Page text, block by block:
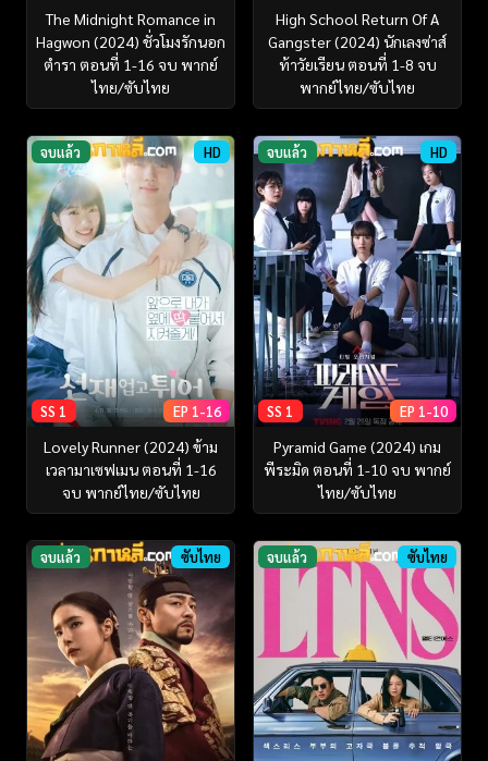
The Midnight Romance in
Hagwon (2024) ชั่วโมงรักนอก
ตำรา ตอนที่ 1-16 จบ พากย์
ไทย/ซับไทย
High School Return Of A
Gangster (2024) นักเลงซ่าส์
ท้าวัยเรียน ตอนที่ 1-8 จบ
พากย์ไทย/ซับไทย
จบแล้ว HD
SS 1 EP 1-16
Lovely Runner (2024) ข้าม
เวลามาเซฟเมน ตอนที่ 1-16
จบ พากย์ไทย/ซับไทย
จบแล้ว HD
SS 1 EP 1-10
Pyramid Game (2024) เกม
พีระมิด ตอนที่ 1-10 จบ พากย์
ไทย/ซับไทย
จบแล้ว ซับไทย จบแล้ว ซับไทย